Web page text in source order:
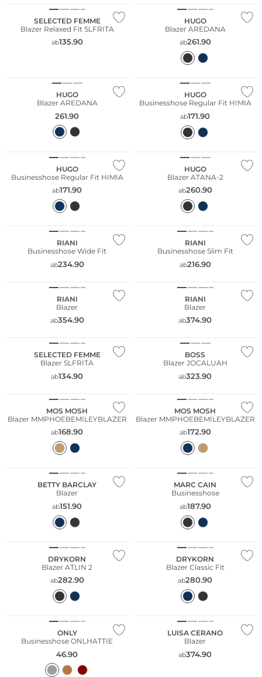
SELECTED FEMME
Blazer Relaxed Fit SLFRITA
ab135.90
HUGO
Blazer AREDANA
ab261.90
HUGO
Blazer AREDANA
261.90
HUGO
Businesshose Regular Fit HIMIA
ab171.90
HUGO
Businesshose Regular Fit HIMIA
ab171.90
HUGO
Blazer ATANA-2
ab260.90
RIANI
Businesshose Wide Fit
ab234.90
RIANI
Businesshose Slim Fit
ab216.90
RIANI
Blazer
ab354.90
RIANI
Blazer
ab374.90
SELECTED FEMME
Blazer SLFRITA
ab134.90
BOSS
Blazer JOCALUAH
ab323.90
MOS MOSH
Blazer MMPHOEBEMILEYBLAZER
ab168.90
MOS MOSH
Blazer MMPHOEBEMILEYBLAZER
ab172.90
BETTY BARCLAY
Blazer
ab151.90
MARC CAIN
Businesshose
ab187.90
DRYKORN
Blazer ATLIN 2
ab282.90
DRYKORN
Blazer Classic Fit
ab280.90
ONLY
Businesshose ONLHATTIE
46.90
LUISA CERANO
Blazer
ab374.90